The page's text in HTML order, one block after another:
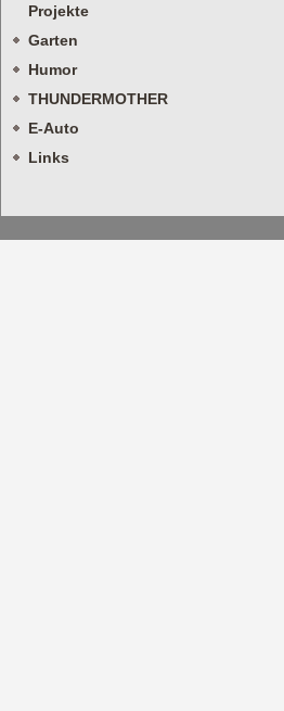
Projekte
Garten
Humor
THUNDERMOTHER
E-Auto
Links